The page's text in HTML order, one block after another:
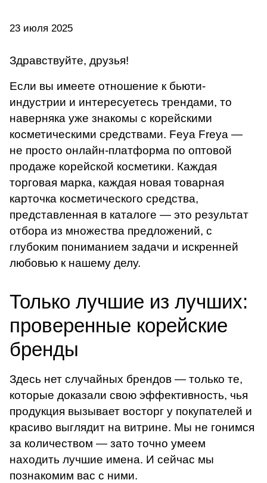
23 июля 2025
Здравствуйте, друзья!
Если вы имеете отношение к бьюти-
индустрии и интересуетесь трендами, то
наверняка уже знакомы с корейскими
косметическими средствами. Feya Freya —
не просто онлайн-платформа по оптовой
продаже корейской косметики. Каждая
торговая марка, каждая новая товарная
карточка косметического средства,
представленная в каталоге — это результат
отбора из множества предложений, с
глубоким пониманием задачи и искренней
любовью к нашему делу.
Только лучшие из лучших:
проверенные корейские
бренды
Здесь нет случайных брендов — только те,
которые доказали свою эффективность, чья
продукция вызывает восторг у покупателей и
красиво выглядит на витрине. Мы не гонимся
за количеством — зато точно умеем
находить лучшие имена. И сейчас мы
познакомим вас с ними.